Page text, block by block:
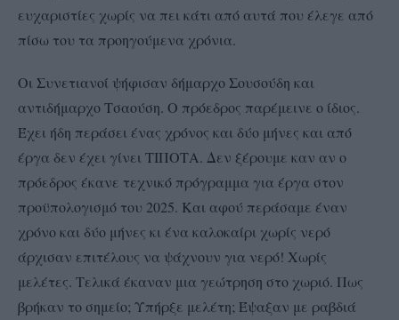
ευχαριστίες χωρίς να πει κάτι από αυτά που έλεγε από
πίσω του τα προηγούμενα χρόνια.
Οι Συνετιανοί ψήφισαν δήμαρχο Σουσούδη και
αντιδήμαρχο Τσαούση. Ο πρόεδρος παρέμεινε ο ίδιος.
Έχει ήδη περάσει ένας χρόνος και δύο μήνες και από
έργα δεν έχει γίνει ΤΙΠΟΤΑ. Δεν ξέρουμε καν αν ο
πρόεδρος έκανε τεχνικό πρόγραμμα για έργα στον
προϋπολογισμό του 2025. Και αφού περάσαμε έναν
χρόνο και δύο μήνες κι ένα καλοκαίρι χωρίς νερό
άρχισαν επιτέλους να ψάχνουν για νερό! Χωρίς
μελέτες. Τελικά έκαναν μια γεώτρηση στο χωριό. Πως
βρήκαν το σημείο; Υπήρξε μελέτη; Έψαξαν με ραβδιά